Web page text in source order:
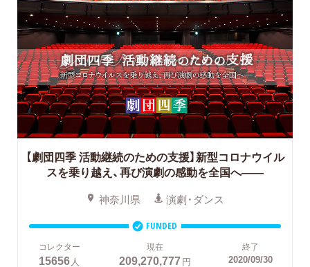
【劇団四季 活動継続のための支援】新型コロナウイル
スを乗り越え、再び演劇の感動を全国へ――
神奈川県 演劇・ダンス
FUNDED
コレクター
15656 人
現在
209,270,777円
終了
2020/09/30